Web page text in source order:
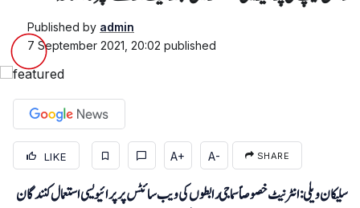
Published by admin
7 September 2021, 20:02 published
LIKE A+ A- SHARE
سلیکان و یلی:انٹرنیٹخصوصاً سماجی رابطوں کی ویب سائٹس پر پرائیویسی استعمال کنندگان